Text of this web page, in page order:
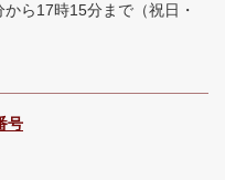
から17時15分まで （祝日・
号